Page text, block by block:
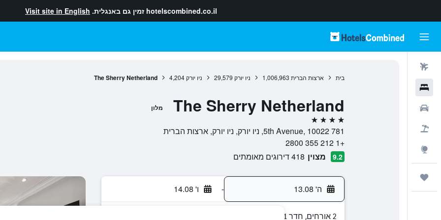
hotelscombined.co.il זמין גם באנגלית. Visit site in English
בית ארצות הברית 1,006,963 ניו יורק 29,579 ניו יורק 4,204
The Sherry Netherland
The Sherry Netherland מלון
4 כוכבים
781 5th Avenue, 10022, ניו יורק, ניו יורק, ארצות הברית
+1 212 355 2800
9.2 מצוין 418 דירוגים מאומתים
ה' 13.08 - ו' 14.08
2 אורחים, חדר 1